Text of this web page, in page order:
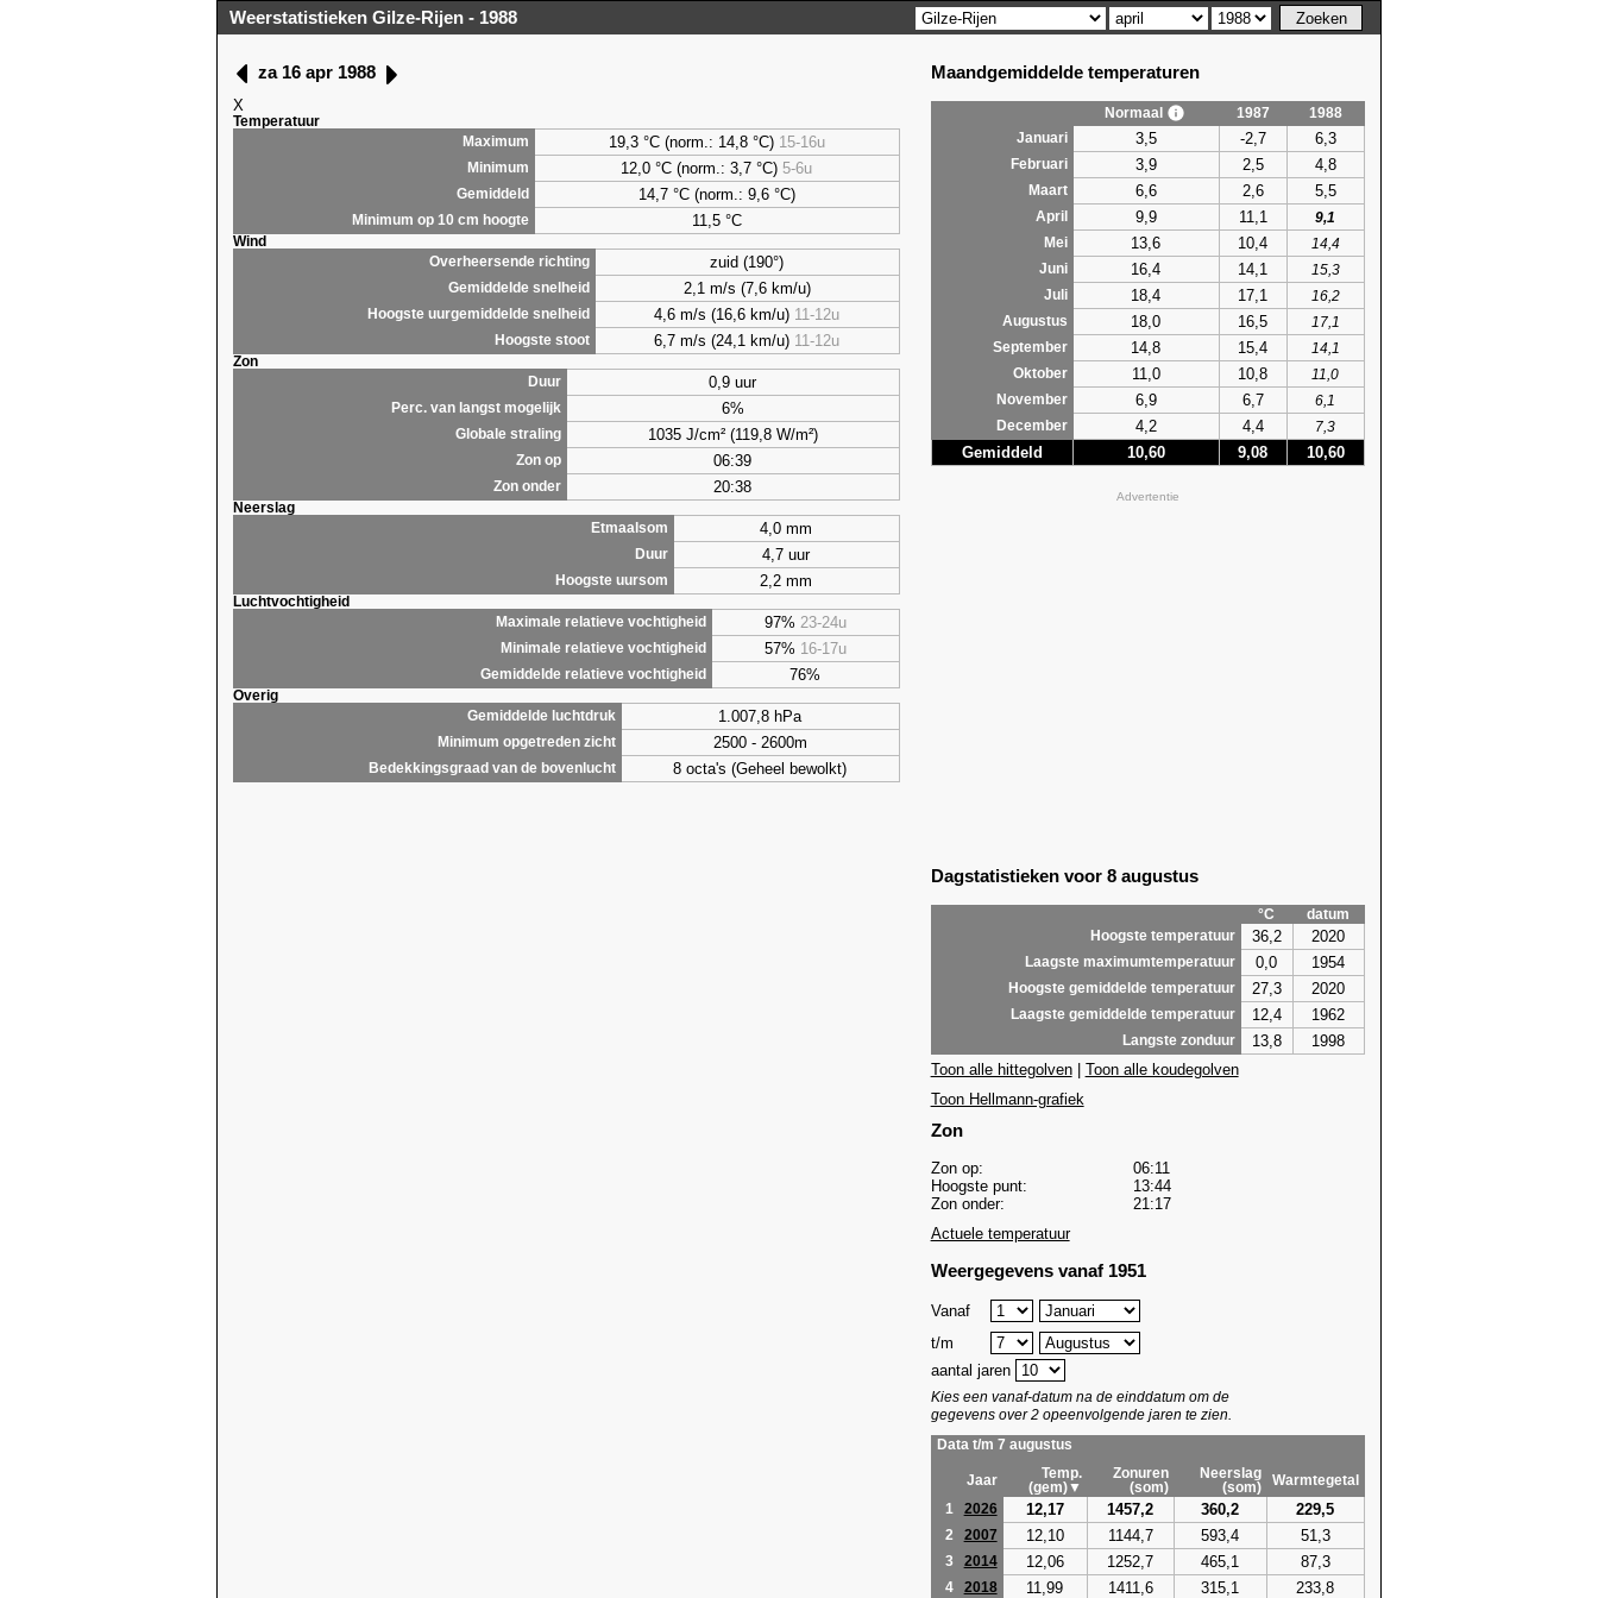
Weerstatistieken Gilze-Rijen - 1988
za 16 apr 1988
X
Temperatuur
Maximum
19,3 °C (norm.: 14,8 °C) 15-16u
Minimum 12,0 °C (norm.: 3,7 °C) 5-6u
Gemiddeld 14,7 °C (norm.: 9,6 °C)
Minimum op 10 cm hoogte 11,5 °C
Wind
Overheersende richting
zuid (190°)
Gemiddelde snelheid 2,1 m/s (7,6 km/u)
Hoogste uurgemiddelde snelheid 4,6 m/s (16,6 km/u) 11-12u
Hoogste stoot 6,7 m/s (24,1 km/u) 11-12u
Zon
Duur
0,9 uur
Perc. van langst mogelijk 6%
Globale straling 1035 J/cm² (119,8 W/m²)
Zon op 06:39
Zon onder 20:38
Neerslag
Etmaalsom
4,0 mm
Duur 4,7 uur
Hoogste uursom 2,2 mm
Luchtvochtigheid
Maximale relatieve vochtigheid
97% 23-24u
Minimale relatieve vochtigheid 57% 16-17u
Gemiddelde relatieve vochtigheid 76%
Overig
Gemiddelde luchtdruk
1.007,8 hPa
Minimum opgetreden zicht 2500 - 2600m
Bedekkingsgraad van de bovenlucht 8 octa's (Geheel bewolkt)
Maandgemiddelde temperaturen
Normaal 1987
1988
Januari
3,5 -2,7 6,3
Februari 3,9 2,5 4,8
Maart 6,6 2,6 5,5
April 9,9 11,1
9,1
Mei
13,6 10,4
14,4
Juni
16,4 14,1
15,3
Juli
18,4 17,1
16,2
Augustus
18,0 16,5
17,1
September
14,8 15,4
14,1
Oktober
11,0 10,8
11,0
November
6,9 6,7
6,1
December
4,2 4,4 7,3
Gemiddeld 10,60 9,08 10,60
Advertentie
Dagstatistieken voor 8 augustus
°C
datum
Hoogste temperatuur
36,2 2020
Laagste maximumtemperatuur 0,0 1954
Hoogste gemiddelde temperatuur 27,3 2020
Laagste gemiddelde temperatuur 12,4 1962
Langste zonduur 13,8
1998
Toon alle hittegolven| Toon alle koudegolven
Toon Hellmann-grafiek
Zon
Zon op:
06:11
Hoogste punt:
13:44
Zon onder:
21:17
Actuele temperatuur
Weergegevens vanaf 1951
Vanaf
t/m
aantal jaren
Kies een vanaf-datum na de einddatum om de
gegevens over 2 opeenvolgende jaren te zien.
Data t/m 7 augustus
Jaar
Temp.
(gem)▼
Zonuren
(som)
Neerslag
(som)
Warmtegetal
1
2026 12,17 1457,2 360,2 229,5
2 2007 12,10 1144,7 593,4 51,3
3 2014 12,06 1252,7 465,1 87,3
4 2018 11,99 1411,6 315,1 233,8